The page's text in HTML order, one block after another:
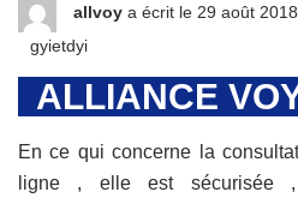
allvoy a écrit le 29 août 2018
gyietdyi
ALLIANCE
En ce qui concerne la
ligne , elle est sécurisée